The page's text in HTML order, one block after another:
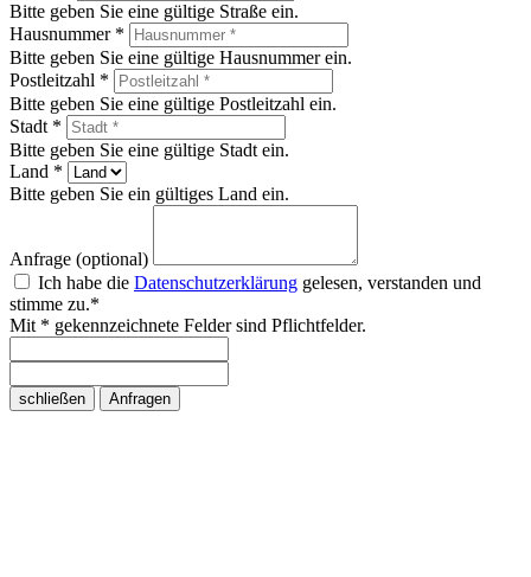
Bitte geben Sie eine gültige Straße ein.
Hausnummer *
Bitte geben Sie eine gültige Hausnummer ein.
Postleitzahl *
Bitte geben Sie eine gültige Postleitzahl ein.
Stadt *
Bitte geben Sie eine gültige Stadt ein.
Land *
Bitte geben Sie ein gültiges Land ein.
Anfrage (optional)
Ich habe die Datenschutzerklärung gelesen, verstanden und
stimme zu.*
Mit * gekennzeichnete Felder sind Pflichtfelder.
schließen Anfragen